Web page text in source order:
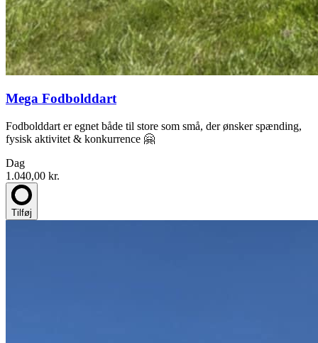
Mega Fodbolddart
Fodbolddart er egnet både til store som små, der ønsker spænding,
fysisk aktivitet & konkurrence 🤗
Dag
1.040,00 kr.
Tilføj